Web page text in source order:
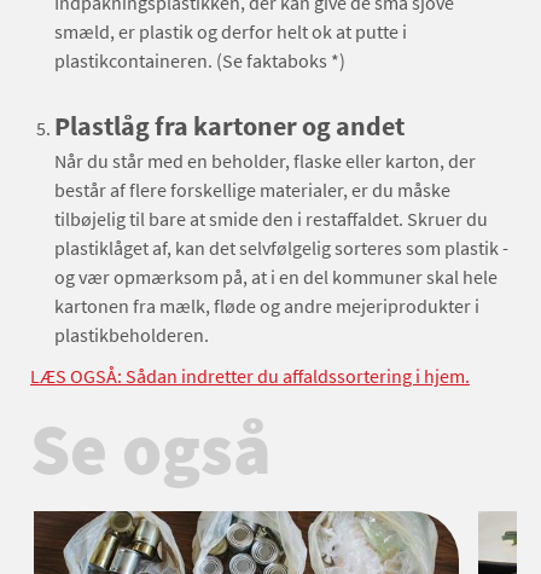
smæld, er plastik og derfor helt ok at putte i
plastikcontaineren. (Se faktaboks *)
Plastlåg fra kartoner og andet
Når du står med en beholder, flaske eller karton, der
består af flere forskellige materialer, er du måske
tilbøjelig til bare at smide den i restaffaldet. Skruer du
plastiklåget af, kan det selvfølgelig sorteres som plastik -
og vær opmærksom på, at i en del kommuner skal hele
kartonen fra mælk, fløde og andre mejeriprodukter i
plastikbeholderen.
LÆS OGSÅ: Sådan indretter du affaldssortering i hjem.
Se også